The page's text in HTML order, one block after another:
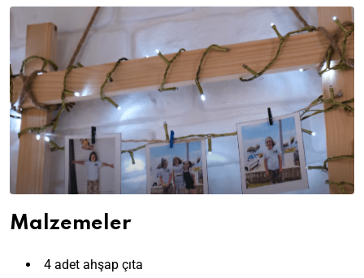
Malzemeler
4 adet ahşap çıta